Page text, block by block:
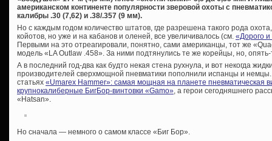
американском континенте популярности зверовой охоты с
калибры .30 (7,62) и .38/.357 (9 мм).
Но с каждым годом количество штатов, где разрешена такого рода
койотов, но уже и на кабанов и оленей, все увеличивалось (см. «Дорого и
Первыми на это отреагировали, понятно, сами американцы, тот же
модель «LA Outlaw .458». За ними подтянулись те же корейцы, но, опять-
А в последний год-два как будто некая стена рухнула, и вот некогда
производителей сверхмощной пневматики пополнили испанцы и немцы.
статьях «Umarex Hammer»: самая мощная на планете пневматическая
крупнокалиберные БигБор-винтовки «Gamo» , а герои сегодняшнего
«Hatsan».
Но сначала — немного о самом классе «Биг Бор».